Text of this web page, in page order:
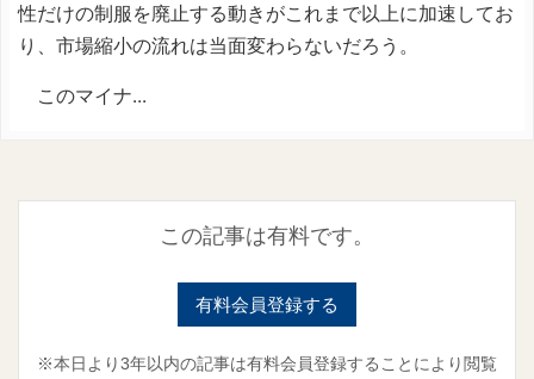
性だけの制服を廃止する動きがこれまで以上に加速してお
り、市場縮小の流れは当面変わらないだろう。
このマイナ...
この記事は有料です。
有料会員登録する
※本日より3年以内の記事は有料会員登録することにより閲覧